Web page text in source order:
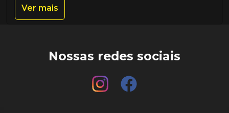
Ver mais
Nossas redes sociais